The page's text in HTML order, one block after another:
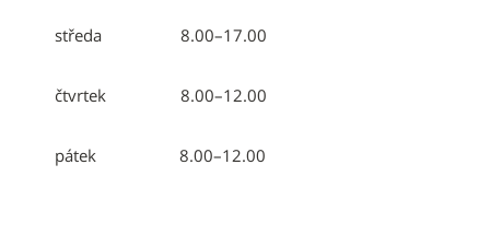
středa 8.00–17.00
čtvrtek 8.00–12.00
pátek 8.00–12.00